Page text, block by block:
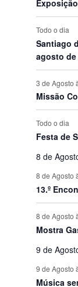
s
Todo o dia
Santiago
agosto de
3 de Agosto
Missão
Todo o dia
Festa de
8 de
8 de Agosto
13.º
8 de Agosto
Mostra
9 de
9 de Agosto
Música